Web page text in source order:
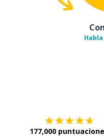
177,000